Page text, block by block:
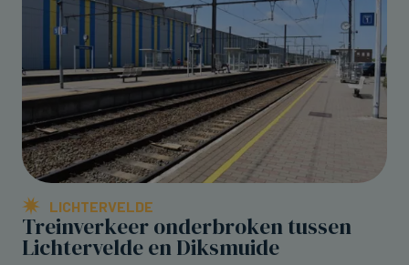
LICHTERVELDE
Treinverkeer onderbroken tussen
Lichtervelde en Diksmuide